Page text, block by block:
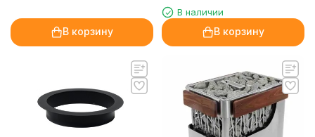
В корзину
В наличии
В корзину